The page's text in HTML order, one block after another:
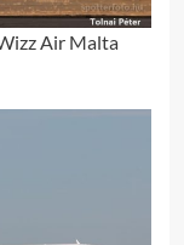
Air Malta